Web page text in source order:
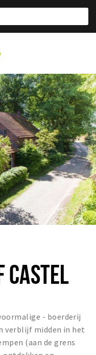
CASTEL
- boerderij
verblijf midden in het
(aan de grens